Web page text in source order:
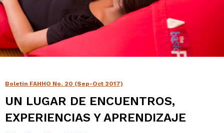
Acervos y
colecciones
Contacto
Agenda
Noticias
Boletín FAHHO No. 20 (Sep-Oct 2017)
UN LUGAR DE ENCUENTROS,
EXPERIENCIAS Y APRENDIZAJE